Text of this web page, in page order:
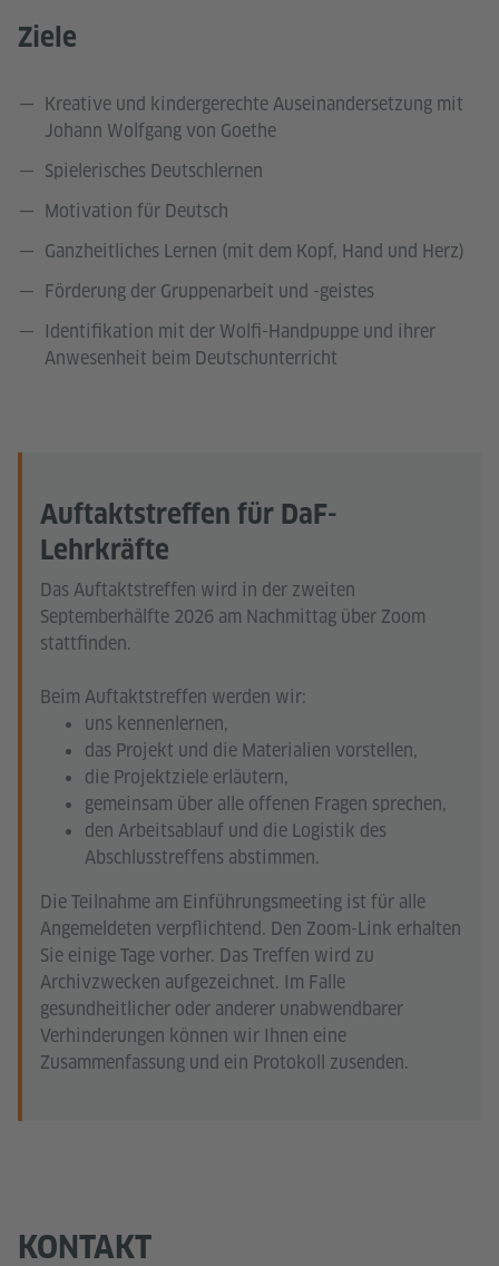
Ziele
Kreative und kindergerechte Auseinandersetzung mit
Johann Wolfgang von Goethe
Spielerisches Deutschlernen
Motivation für Deutsch
Ganzheitliches Lernen (mit dem Kopf, Hand und Herz)
Förderung der Gruppenarbeit und -geistes
Identifikation mit der Wolfi-Handpuppe und ihrer
Anwesenheit beim Deutschunterricht
Auftaktstreffen für DaF-
Lehrkräfte
Das Auftaktstreffen wird in der zweiten
Septemberhälfte 2026 am Nachmittag über Zoom
stattfinden.
Beim Auftaktstreffen werden wir:
uns kennenlernen,
das Projekt und die Materialien vorstellen,
die Projektziele erläutern,
gemeinsam über alle offenen Fragen sprechen,
den Arbeitsablauf und die Logistik des
Abschlusstreffens abstimmen.
Die Teilnahme am Einführungsmeeting ist für alle
Angemeldeten verpflichtend. Den Zoom-Link erhalten
Sie einige Tage vorher. Das Treffen wird zu
Archivzwecken aufgezeichnet. Im Falle
gesundheitlicher oder anderer unabwendbarer
Verhinderungen können wir Ihnen eine
Zusammenfassung und ein Protokoll zusenden.
KONTAKT